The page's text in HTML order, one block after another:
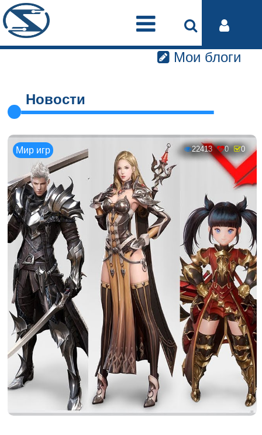
Мои блоги
Новости
Мир игр 22413 0 0